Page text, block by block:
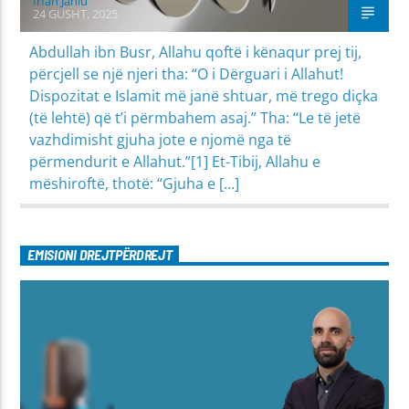
24 GUSHT, 2025
Abdullah ibn Busr, Allahu qoftë i kënaqur prej tij,
përcjell se një njeri tha: “O i Dërguari i Allahut!
Dispozitat e Islamit më janë shtuar, më trego diçka
(të lehtë) që t’i përmbahem asaj.” Tha: “Le të jetë
vazhdimisht gjuha jote e njomë nga të
përmendurit e Allahut.”[1] Et-Tibij, Allahu e
mëshiroftë, thotë: “Gjuha e […]
EMISIONI DREJTPËRDREJT